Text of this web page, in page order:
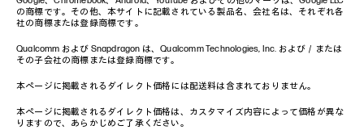
の商標です。その他、本サイトに記載されている製品名、会社名は、それぞれ各
社の商標または登録商標です。
Qualcomm および Snapdragon は、Qualcomm Technologies, Inc. および／または
その子会社の商標または登録商標です。
本ページに掲載されるダイレクト価格には配送料は含まれておりません。
本ページに掲載されるダイレクト価格は、カスタマイズ内容によって価格が異な
りますので、あらかじめご了承ください。